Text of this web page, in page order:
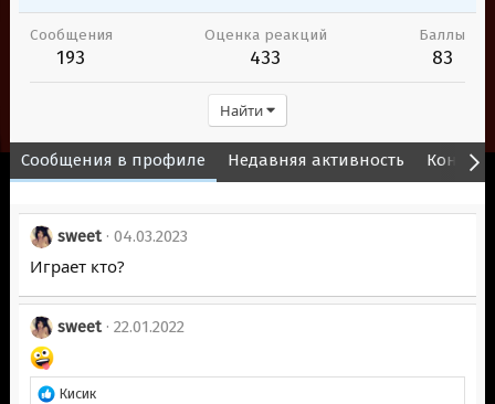
Сообщения
193
Оценка реакций
433
Баллы
83
Найти
Сообщения в профиле Недавняя активность Контент
sweet 04.03.2023
Играет кто?
sweet 22.01.2022
Р
Кисик